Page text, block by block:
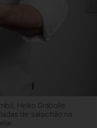
Heiko Grabolle
de salsichão na